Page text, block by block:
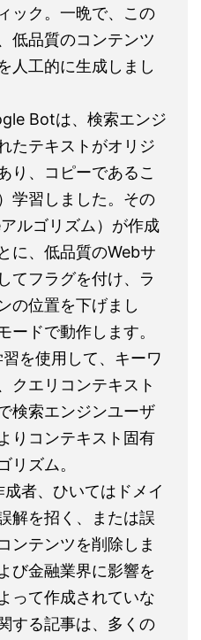
ック。一晩で、この
低品質のコンテンツ
人工的に生成しまし
Botは、検索エンジ
たテキストがオリジ
り、コピーであるこ
学習しました。その
ルゴリズム）が作成
に、低品質のWebサ
てフラグを付け、ラ
の位置を下げまし
ードで動作します。
を使用して、キーワ
クエリコンテキスト
検索エンジンユーザ
りコンテキスト固有
リズム。
者、ひいてはドメイ
解を招く、または誤
ンテンツを削除しま
び金融業界に影響を
って作成されていな
する記事は、多くの